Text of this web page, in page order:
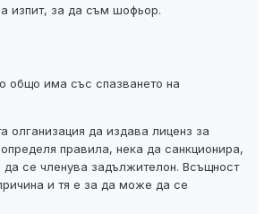
изпит, за да съм шофьор.
общо има със спазването на
олганизация да издава лиценз за
правила, нека да санкционира,
се членува задължителон. Всъщност
и тя е за да може да се